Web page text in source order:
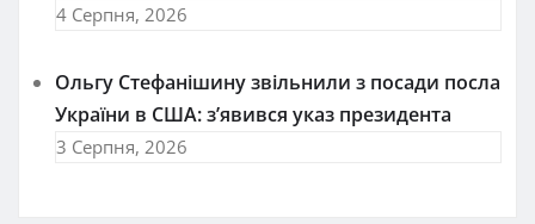
4 Серпня, 2026
Ольгу Стефанішину звільнили з посади посла
України в США: з’явився указ президента
3 Серпня, 2026